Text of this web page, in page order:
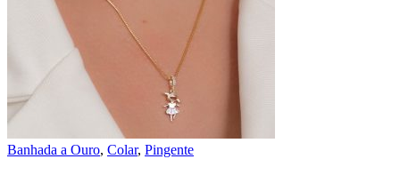
Banhada a Ouro, Colar, Pingente